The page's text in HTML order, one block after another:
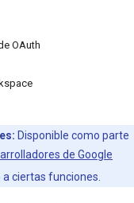
OAuth
Disponible como parte
de Google
ciertas funciones.